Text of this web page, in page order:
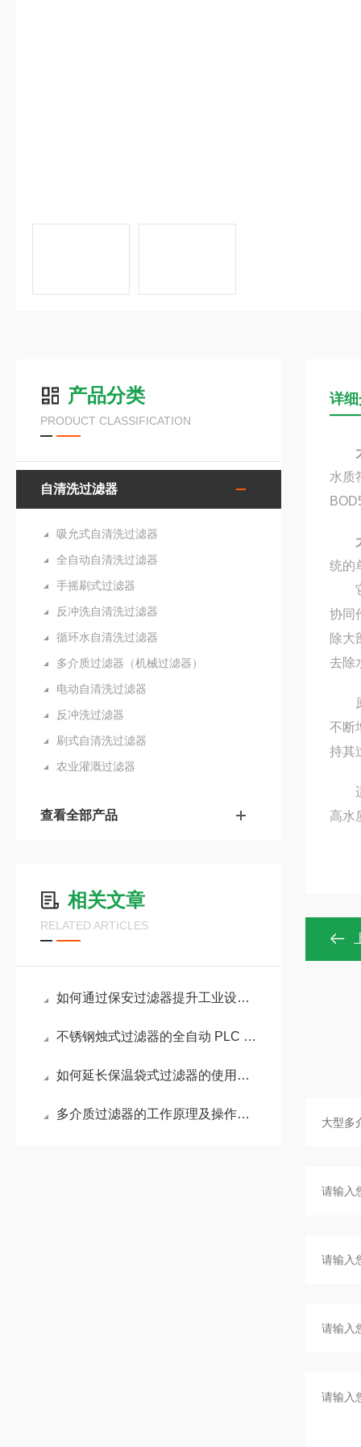
产品分类
PRODUCT CLASSIFICATION
自清洗过滤器
吸允式自清洗过滤器
全自动自清洗过滤器
手摇刷式过滤器
反冲洗自清洗过滤器
循环水自清洗过滤器
多介质过滤器（机械过滤器）
电动自清洗过滤器
反冲洗过滤器
刷式自清洗过滤器
农业灌溉过滤器
查看全部产品
相关文章
RELATED ARTICLES
如何通过保安过滤器提升工业设备的使用寿命？
不锈钢烛式过滤器的全自动 PLC 控制系统配置方案
如何延长保温袋式过滤器的使用寿命？
多介质过滤器的工作原理及操作日常维护
详
水质
统的
它
协同
除大
去除
原
不断
持其
适
高水